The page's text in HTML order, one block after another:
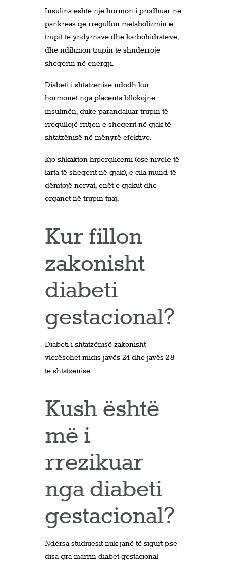
Insulina është një hormon i prodhuar në
pankreas që rregullon metabolizmin e
trupit të yndyrnave dhe karbohidrateve,
dhe ndihmon trupin të shndërrojë
sheqerin në energji.
Diabeti i shtatzënisë ndodh kur
hormonet nga placenta bllokojnë
insulinën, duke parandaluar trupin të
rregullojë rritjen e sheqerit në gjak të
shtatzënisë në mënyrë efektive.
Kjo shkakton hiperglicemi (ose nivele të
larta të sheqerit në gjak), e cila mund të
dëmtojë nervat, enët e gjakut dhe
organet në trupin tuaj.
Kur fillon
zakonisht
diabeti
gestacional?
Diabeti i shtatzënisë zakonisht
vlerësohet midis javës 24 dhe javës 28
të shtatzënisë.
Kush është
më i
rrezikuar
nga diabeti
gestacional?
Ndërsa studiuesit nuk janë të sigurt pse
disa gra marrin diabet gestacional